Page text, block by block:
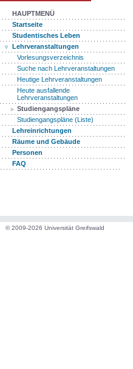
HAUPTMENÜ
Startseite
Studentisches Leben
Lehrveranstaltungen
Vorlesungsverzeichnis
Suche nach Lehrveranstaltungen
Heutige Lehrveranstaltungen
Heute ausfallende
Lehrveranstaltungen
Studiengangspläne
Studiengangspläne (Liste)
Lehreinrichtungen
Räume und Gebäude
Personen
FAQ
© 2009-2026 Universität Greifswald